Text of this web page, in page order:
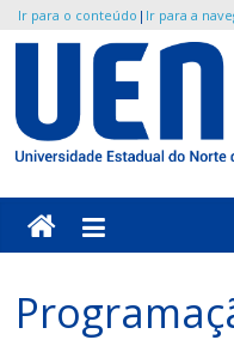
Ir para o conteúdo | Ir para a
Pular
conteúdo
UENP
/
COEB
Portal